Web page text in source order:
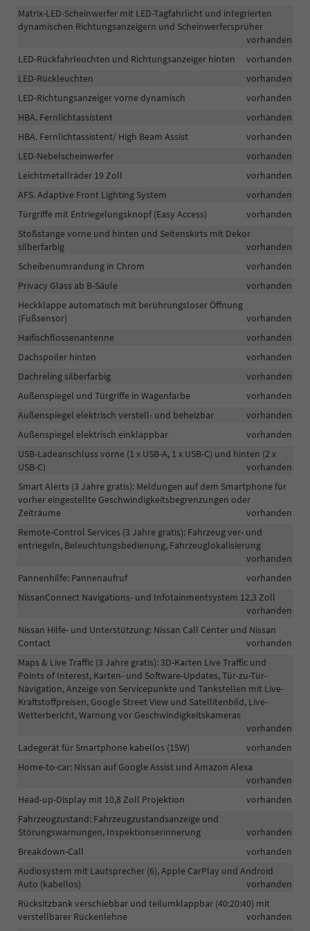
Matrix-LED-Scheinwerfer mit LED-Tagfahrlicht und integrierten
dynamischen Richtungsanzeigern und Scheinwerfersprüher
vorhanden
LED-Rückfahrleuchten und Richtungsanzeiger hinten
vorhanden
LED-Rückleuchten
vorhanden
LED-Richtungsanzeiger vorne dynamisch
vorhanden
HBA. Fernlichtassistent
vorhanden
HBA. Fernlichtassistent/ High Beam Assist
vorhanden
LED-Nebelscheinwerfer
vorhanden
Leichtmetallräder 19 Zoll
vorhanden
AFS. Adaptive Front Lighting System
vorhanden
Türgriffe mit Entriegelungsknopf (Easy Access)
vorhanden
Stoßstange vorne und hinten und Seitenskirts mit Dekor
silberfarbig
vorhanden
Scheibenumrandung in Chrom
vorhanden
Privacy Glass ab B-Säule
vorhanden
Heckklappe automatisch mit berührungsloser Öffnung
(Fußsensor)
vorhanden
Haifischflossenantenne
vorhanden
Dachspoiler hinten
vorhanden
Dachreling silberfarbig
vorhanden
Außenspiegel und Türgriffe in Wagenfarbe
vorhanden
Außenspiegel elektrisch verstell- und beheizbar
vorhanden
Außenspiegel elektrisch einklappbar
vorhanden
USB-Ladeanschluss vorne (1 x USB-A, 1 x USB-C) und hinten (2 x
USB-C)
vorhanden
Smart Alerts (3 Jahre gratis): Meldungen auf dem Smartphone für
vorher eingestellte Geschwindigkeitsbegrenzungen oder
Zeiträume
vorhanden
Remote-Control Services (3 Jahre gratis): Fahrzeug ver- und
entriegeln, Beleuchtungsbedienung, Fahrzeuglokalisierung
vorhanden
Pannenhilfe: Pannenaufruf
vorhanden
NissanConnect Navigations- und Infotainmentsystem 12,3 Zoll
vorhanden
Nissan Hilfe- und Unterstützung: Nissan Call Center und Nissan
Contact
vorhanden
Maps & Live Traffic (3 Jahre gratis): 3D-Karten Live Traffic und
Points of Interest, Karten- und Software-Updates, Tür-zu-Tür-
Navigation, Anzeige von Servicepunkte und Tankstellen mit Live-
Kraftstoffpreisen, Google Street View und Satellitenbild, Live-
Wetterbericht, Warnung vor Geschwindigkeitskameras
vorhanden
Ladegerät für Smartphone kabellos (15W)
vorhanden
Home-to-car: Nissan auf Google Assist und Amazon Alexa
vorhanden
Head-up-Display mit 10,8 Zoll Projektion
vorhanden
Fahrzeugzustand: Fahrzeugzustandsanzeige und
Störungswarnungen, Inspektionserinnerung
vorhanden
Breakdown-Call
vorhanden
Audiosystem mit Lautsprecher (6), Apple CarPlay und Android
Auto (kabellos)
vorhanden
Rücksitzbank verschiebbar und teilumklappbar (40:20:40) mit
verstellbarer Rückenlehne
vorhanden